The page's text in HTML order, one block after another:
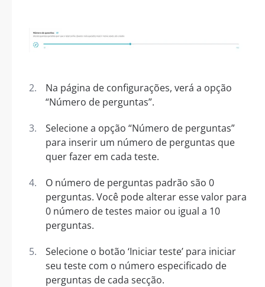
Na página de configurações, verá a opção
“Número de perguntas”.
Selecione a opção “Número de perguntas”
para inserir um número de perguntas que
quer fazer em cada teste.
O número de perguntas padrão são 0
perguntas. Você pode alterar esse valor para
0 número de testes maior ou igual a 10
perguntas.
Selecione o botão ‘Iniciar teste’ para iniciar
seu teste com o número especificado de
perguntas de cada secção.